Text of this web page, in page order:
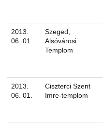
2013.
06. 01.
Szeged,
Alsóvárosi
Templom
2013.
06. 01.
Ciszterci Szent
Imre-templom